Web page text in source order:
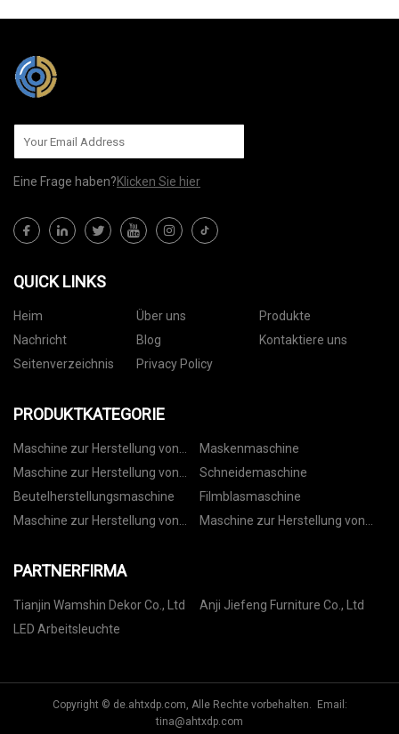
Eine Frage haben?Klicken Sie hier
QUICK LINKS
Heim Über uns
Produkte
Nachricht
Blog
Kontaktiere uns
Seitenverzeichnis
Privacy Policy
PRODUKTKATEGORIE
Maschine zur Herstellung von
Vliesbeuteln
Maskenmaschine
Maschine zur Herstellung von
Papiertüten
Schneidemaschine
Beutelherstellungsmaschine
Filmblasmaschine
Maschine zur Herstellung von
Maschine zur Herstellung von
PARTNERFIRMA
Tianjin Wamshin Dekor Co., Ltd
Anji Jiefeng Furniture Co., Ltd
LED Arbeitsleuchte
Copyright © de.ahtxdp.com, Alle Rechte vorbehalten. Email:
tina@ahtxdp.com